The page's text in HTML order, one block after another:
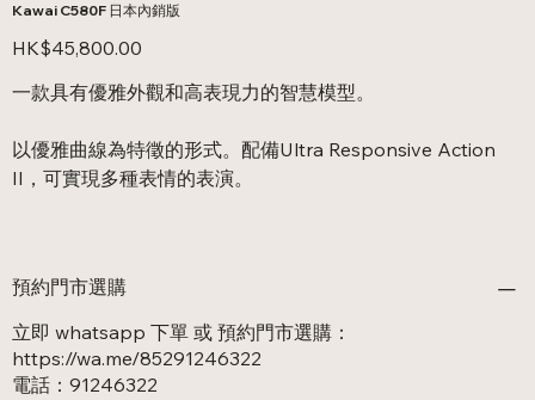
Kawai C580F 日本內銷版
價
格
HK$45,800.00
一款具有優雅外觀和高表現力的智慧模型。
以優雅曲線為特徵的形式。配備Ultra Responsive Action
II，可實現多種表情的表演。
預約門市選購
立即 whatsapp 下單 或 預約門市選購：
https://wa.me/85291246322
電話：91246322